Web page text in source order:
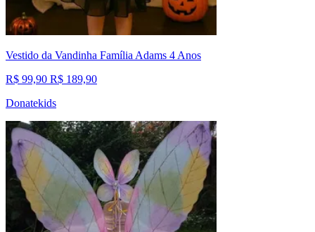
Vestido da Vandinha Família Adams 4 Anos
R$ 99,90 R$ 189,90
Donatekids